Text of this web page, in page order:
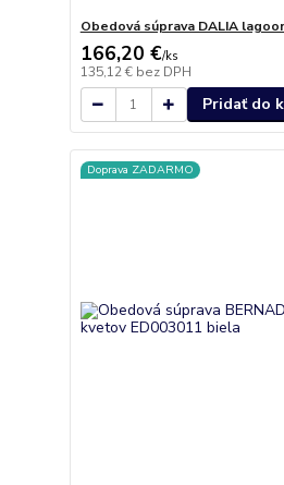
Obedová súprava DALIA
166,20 €/ks
135,12 € bez DPH
Pridať do
Doprava ZADARMO